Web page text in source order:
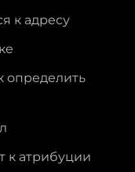
к адресу
определить
к атрибуции